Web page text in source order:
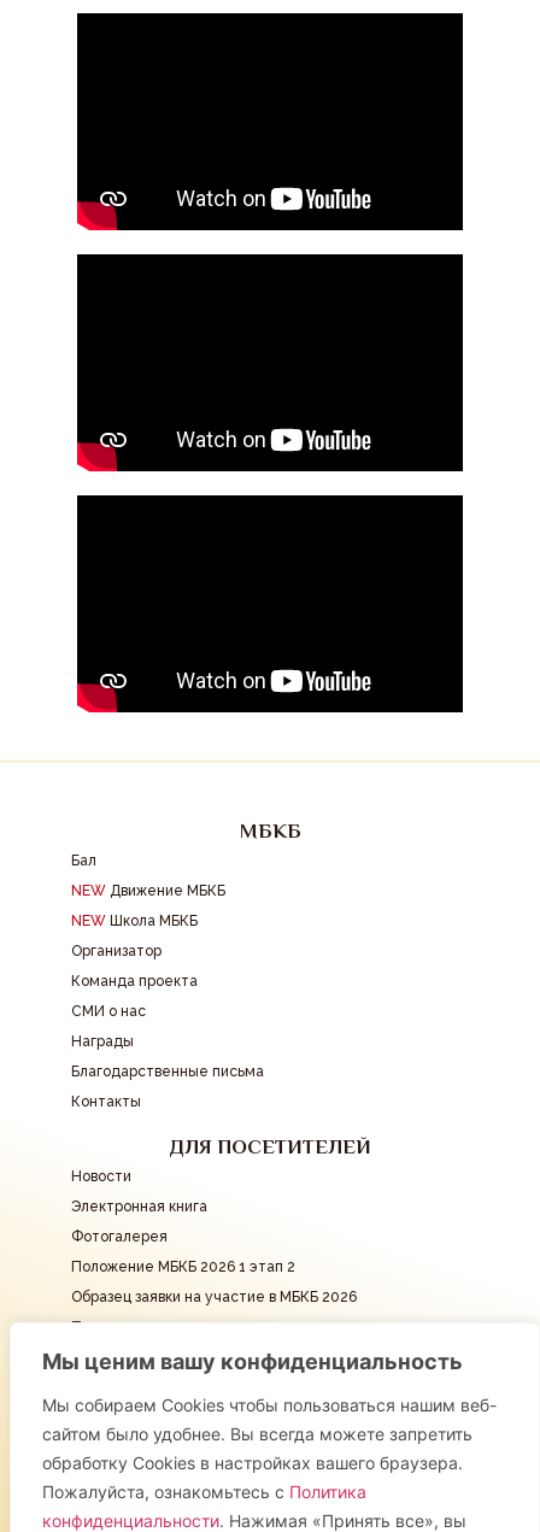
Мы ценим вашу конфиденциальность
Мы собираем Cookies чтобы пользоваться нашим веб-
сайтом было удобнее. Вы всегда можете запретить
обработку Cookies в настройках вашего браузера.
Пожалуйста, ознакомьтесь с Политика
конфиденциальности. Нажимая «Принять все», вы
МБКБ
Бал
NEW Движение МБКБ
NEW Школа МБКБ
Организатор
Команда проекта
СМИ о нас
Награды
Благодарственные письма
Контакты
ДЛЯ ПОСЕТИТЕЛЕЙ
Новости
Электронная книга
Фотогалерея
Положение МБКБ 2026 1 этап 2
Образец заявки на участие в МБКБ 2026
Подать заявку
КОНТАКТЫ
info@mbkb.ru
СОЦИАЛЬНЫЕ СЕТИ
© 2016 - 2026